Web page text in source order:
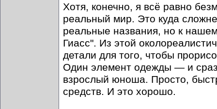
Хотя, конечно, я всё равно
реальный мир. Это куда
реальные названия, но к
Гиасс". Из этой
детали для того, чтобы
Один элемент одежды — и
взрослый юноша. Просто,
средств. И это хорошо.